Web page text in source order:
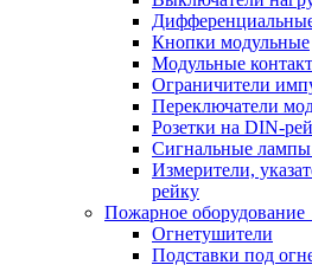
Кнопки модульные
Модульные
Ограничители
Переключатели
Розетки на DIN-
Сигнальные
Измерители,
рейку
Пожарное оборудование
Огнетушители
Подставки под